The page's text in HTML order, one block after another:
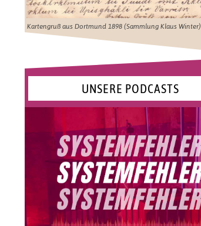
Kartengruß aus Dortmund 1898 (Sammlung Klaus Winter)
UNSERE PODCASTS